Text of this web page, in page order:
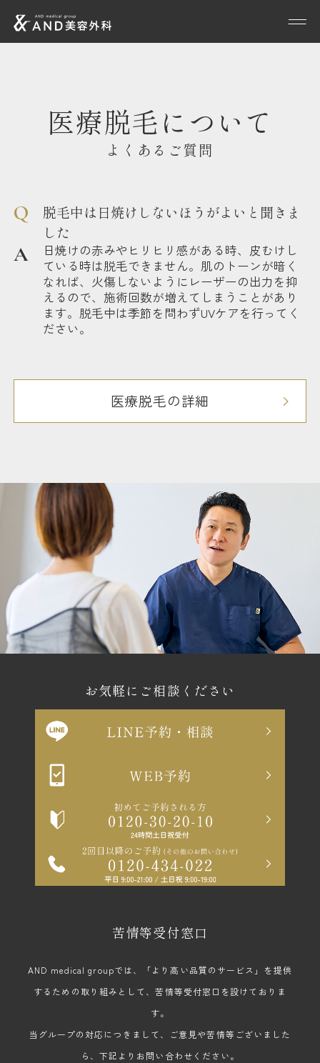
医療脱毛について
よくあるご質問
脱毛中は日焼けしないほうがよいと聞きま
した
日焼けの赤みやヒリヒリ感がある時、皮むけし
ている時は脱毛できません。肌のトーンが暗く
なれば、火傷しないようにレーザーの出力を抑
えるので、施術回数が増えてしまうことがあり
ます。脱毛中は季節を問わずUVケアを行ってく
ださい。
医療脱毛の詳細
お気軽にご相談ください
苦情等受付窓口
AND medical groupでは、「より高い品質のサービス」を提供
するための取り組みとして、苦情等受付窓口を設けておりま
す。
当グループの対応につきまして、ご意見や苦情等ございました
ら、下記よりお問い合わせください。